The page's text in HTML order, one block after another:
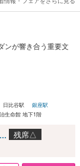
ンが響き合う重要文
日比谷駅
銀座駅
生命館 地下1階
… 残席△